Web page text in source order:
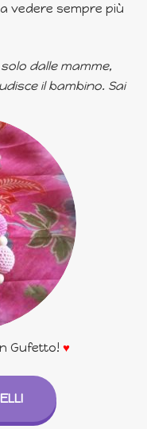
vedere sempre più
dalle mamme,
il bambino. Sai
Gufetto! ♥